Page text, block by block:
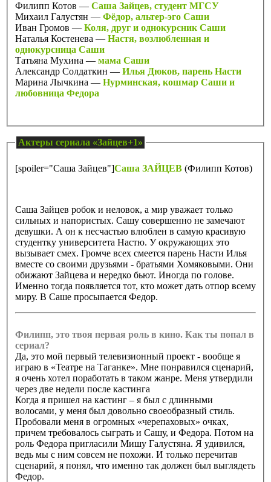
Филипп Котов — Саша Зайцев, студент МГСУ
Михаил Галустян — Фёдор, альтер-эго Саши
Иван Громов — Коля, друг и однокурсник Саши
Наталья Костенева — Настя, возлюбленная и
однокурсница Саши
Татьяна Мухина — мама Саши
Александр Солдаткин — Илья Дюков, парень Насти
Марина Лычкина — Нурминская, кошмар Саши и
любовница Федора
Актеры сериала «Зайцев+1»
[spoiler="Саша Зайцев"]Саша ЗАЙЦЕВ (Филипп Котов)
Саша Зайцев робок и неловок, а мир уважает только
сильных и напористых. Сашу совершенно не замечают
девушки. А он к несчастью влюблен в самую красивую
студентку университета Настю. У окружающих это
вызывает смех. Громче всех смеется парень Насти Илья
вместе со своими друзьями - братьями Хомяковыми. Они
обижают Зайцева и нередко бьют. Иногда по голове.
Именно тогда появляется тот, кто может дать отпор всему
миру. В Саше просыпается Федор.
Филипп, это твоя первая роль в кино. Как ты попал в
сериал?
Да, это мой первый телевизионный проект - вообще я
играю в «Театре на Таганке». Мне понравился сценарий,
я очень хотел поработать в таком жанре. Меня утвердили
через две недели после кастинга
Когда я пришел на кастинг – я был с длинными
волосами, у меня был довольно своеобразный стиль.
Пробовали меня в огромных «черепаховых» очках,
причем требовалось сыграть и Сашу, и Федора. Потом на
роль Федора пригласили Мишу Галустяна. Я удивился,
ведь мы с ним совсем не похожи. И только перечитав
сценарий, я понял, что именно так должен был выглядеть
Федор.